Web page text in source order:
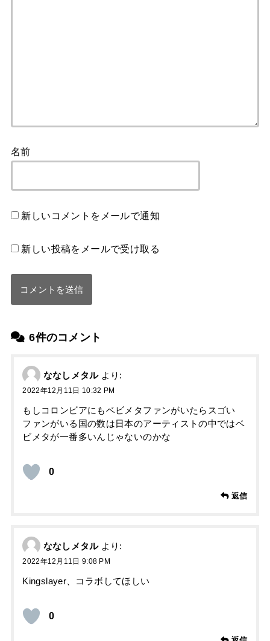
6件のコメント
ななしメタル より:
2022年12月11日 10:32 PM
もしコロンビアにもベビメタファンがいたらスゴい
ファンがいる国の数は日本のアーティストの中ではベ
ビメタが一番多いんじゃないのかな
0
返信
ななしメタル より:
2022年12月11日 9:08 PM
Kingslayer、コラボしてほしい
0
名前
新しいコメントをメールで通知
新しい投稿をメールで受け取る